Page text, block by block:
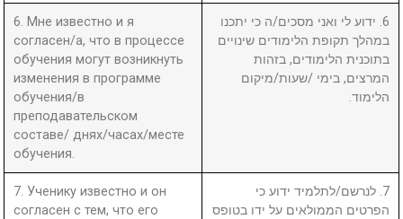
6. Мне известно и я
согласен/а, что в процессе
обучения могут возникнуть
изменения в программе
обучения/в
преподавательском
составе/ днях/часах/месте
обучения.
6. ידוע לי ואני מסכים/ה כי יתכנו
במהלך תקופת הלימודים שינויים
בתוכנית הלימודים, בזהות
המרצים, בימי /שעות/מיקום
הלימוד.
7. Ученику известно и он
согласен с тем, что его
7. לנרשם/לתלמיד ידוע כי
הפרטים הממולאים על ידו בטופס